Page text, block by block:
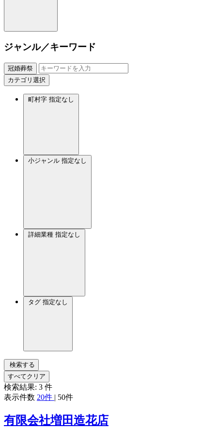
ジャンル／キーワード
冠婚葬祭
カテゴリ選択
町村字 指定なし
小ジャンル 指定なし
詳細業種 指定なし
タグ 指定なし
検索する
すべてクリア
検索結果: 3 件
表示件数 20件 | 50件
有限会社増田造花店